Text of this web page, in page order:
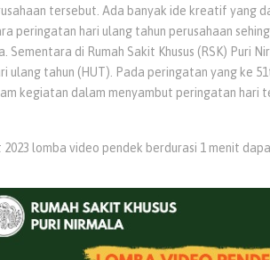
tersebut. Ada banyak ide kreatif yang
peringatan hari ulang tahun perusahaan
Sementara di Rumah Sakit Khusus (RSK) Puri
ulang tahun (HUT). Pada peringatan yang ke
kegiatan dalam menyambut peringatan hari
2023 lomba video pendek berdurasi 1 menit